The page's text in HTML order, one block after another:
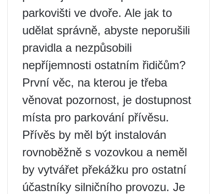
parkovišti ve dvoře. Ale jak to
udělat správně, abyste neporušili
pravidla a nezpůsobili
nepříjemnosti ostatním řidičům?
První věc, na kterou je třeba
věnovat pozornost, je dostupnost
místa pro parkování přívěsu.
Přívěs by měl být instalován
rovnoběžně s vozovkou a neměl
by vytvářet překážku pro ostatní
účastníky silničního provozu. Je